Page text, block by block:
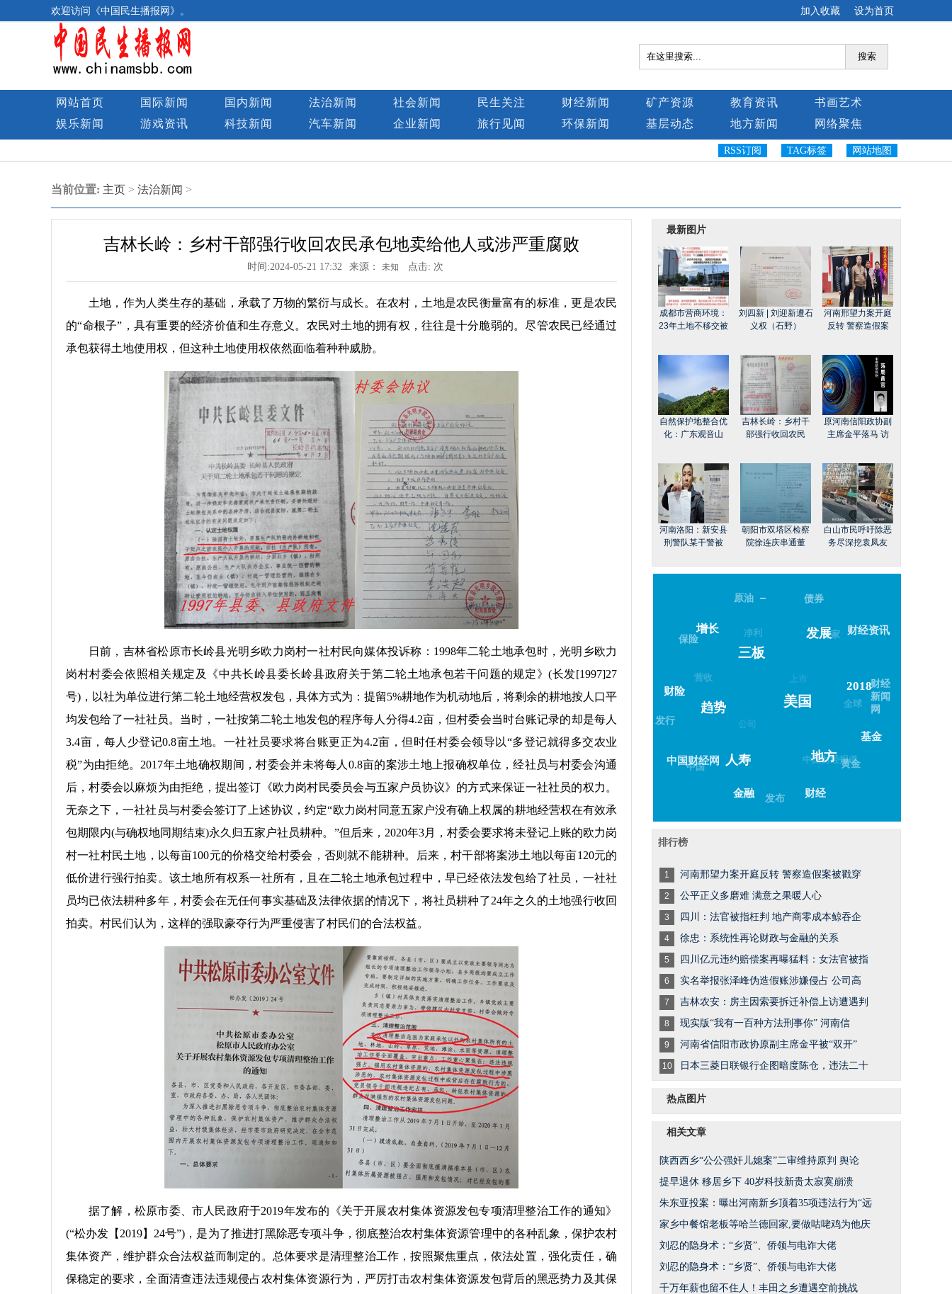
设为首页
加入收藏
欢迎访问《中国民生播报网》。
搜索
网站首页 国际新闻 国内新闻 法治新闻 社会新闻 民生关注 财经新闻 矿产资源 教育资讯
书画艺术
娱乐新闻
游戏资讯 科技新闻 汽车新闻 企业新闻 旅行见闻 环保新闻 基层动态 地方新闻
网络聚焦
网站地图
TAG标签
RSS订阅
当前位置: 主页 > 法治新闻 >
吉林长岭：乡村干部强行收回农民承包地卖给他人或涉严重腐败
时间:2024-05-21 17:32 来源： 未知 点击: 次
土地，作为人类生存的基础，承载了万物的繁衍与成长。在农村，土地是农民衡量富有的标准，更是农民
的“命根子”，具有重要的经济价值和生存意义。农民对土地的拥有权，往往是十分脆弱的。尽管农民已经通过
承包获得土地使用权，但这种土地使用权依然面临着种种威胁。
日前，吉林省松原市长岭县光明乡欧力岗村一社村民向媒体投诉称：1998年二轮土地承包时，光明乡欧力
岗村村委会依照相关规定及《中共长岭县委长岭县政府关于第二轮土地承包若干问题的规定》(长发[1997]27
号)，以社为单位进行第二轮土地经营权发包，具体方式为：提留5%耕地作为机动地后，将剩余的耕地按人口平
均发包给了一社社员。当时，一社按第二轮土地发包的程序每人分得4.2亩，但村委会当时台账记录的却是每人
3.4亩，每人少登记0.8亩土地。一社社员要求将台账更正为4.2亩，但时任村委会领导以“多登记就得多交农业
税”为由拒绝。2017年土地确权期间，村委会并未将每人0.8亩的案涉土地上报确权单位，经社员与村委会沟通
后，村委会以麻烦为由拒绝，提出签订《欧力岗村民委员会与五家户员协议》的方式来保证一社社员的权力。
无奈之下，一社社员与村委会签订了上述协议，约定“欧力岗村同意五家户没有确上权属的耕地经营权在有效承
包期限内(与确权地同期结束)永久归五家户社员耕种。”但后来，2020年3月，村委会要求将未登记上账的欧力岗
村一社村民土地，以每亩100元的价格交给村委会，否则就不能耕种。后来，村干部将案涉土地以每亩120元的
低价进行强行拍卖。该土地所有权系一社所有，且在二轮土地承包过程中，早已经依法发包给了社员，一社社
员均已依法耕种多年，村委会在无任何事实基础及法律依据的情况下，将社员耕种了24年之久的土地强行收回
拍卖。村民们认为，这样的强取豪夺行为严重侵害了村民们的合法权益。
据了解，松原市委、市人民政府于2019年发布的《关于开展农村集体资源发包专项清理整治工作的通知》
(“松办发【2019】24号”)，是为了推进打黑除恶专项斗争，彻底整治农村集体资源管理中的各种乱象，保护农村
集体资产，维护群众合法权益而制定的。总体要求是清理整治工作，按照聚焦重点，依法处置，强化责任，确
保稳定的要求，全面清查违法违规侵占农村集体资源行为，严厉打击农村集体资源发包背后的黑恶势力及其保
最新图片
成都市营商环境：
23年土地不移交被
刘四新 | 刘迎新遭石
义权（石野）
河南邢望力案开庭
反转 警察造假案
自然保护地整合优
化：广东观音山
吉林长岭：乡村干
部强行收回农民
原河南信阳政协副
主席金平落马 访
河南洛阳：新安县
刑警队某干警被
朝阳市双塔区检察
院徐连庆串通董
白山市民呼吁除恶
务尽深挖袁凤友
中国财经网
金融
人寿
趋势
财险
发行
中国
发布 财经
地方
美国
三板
增长
保险
营收
公司
中国财经报道
黄金
基金
2018
发展
–
原油
净利
上市
全球
财经
新闻
网
财经资讯
债券
专家
排行榜
1 河南邢望力案开庭反转 警察造假案被戳穿
2 公平正义多磨难 满意之果暖人心
3 四川：法官被指枉判 地产商零成本鲸吞企
4 徐忠：系统性再论财政与金融的关系
5 四川亿元违约赔偿案再曝猛料：女法官被指
6 实名举报张泽峰伪造假账涉嫌侵占 公司高
7 吉林农安：房主因索要拆迁补偿上访遭遇判
8 现实版“我有一百种方法刑事你” 河南信
9 河南省信阳市政协原副主席金平被“双开”
10 日本三菱日联银行企图暗度陈仓，违法二十
热点图片
相关文章
陕西西乡“公公强奸儿媳案”二审维持原判 舆论
提早退休 移居乡下 40岁科技新贵太寂寞崩溃
朱东亚投案：曝出河南新乡顶着35项违法行为“远
家乡中餐馆老板等哈兰德回家,要做咕咾鸡为他庆
刘忍的隐身术：“乡贤”、侨领与电诈大佬
刘忍的隐身术：“乡贤”、侨领与电诈大佬
千万年薪也留不住人！丰田之乡遭遇空前挑战